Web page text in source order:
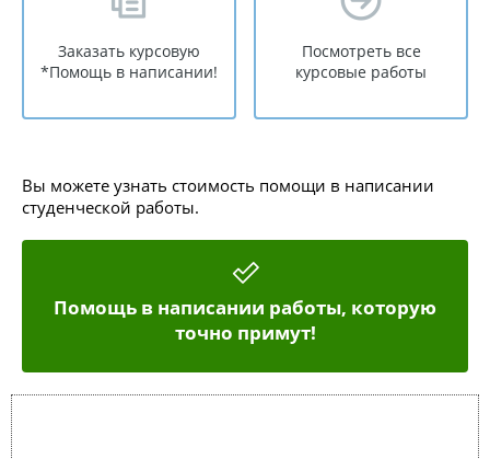
Заказать курсовую
*Помощь в написании!
Посмотреть все
курсовые работы
Вы можете узнать стоимость помощи в написании
студенческой работы.
Помощь в написании работы, которую
точно примут!